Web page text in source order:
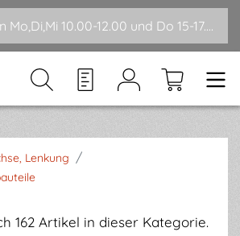
Telefonzeiten Mo,Di,Mi 10.00-12.00 und Do 15-17.00
Lenkung /
162 Artikel in dieser Kategorie.